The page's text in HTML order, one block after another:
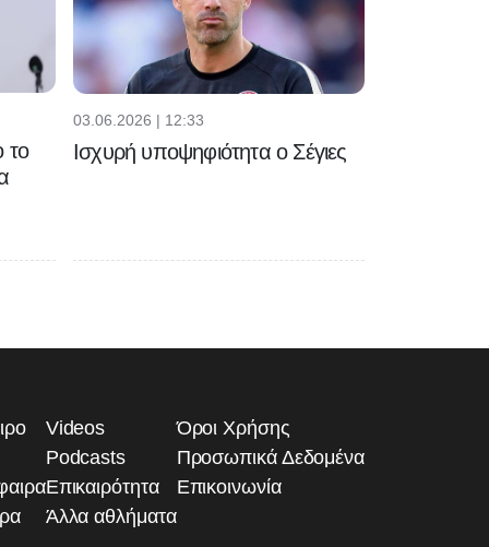
το
03.06.2026 | 12:33
Ισχυρή υποψηφιότητα ο Σέγιες
Videos
Podcasts
Επικαιρότητα
Άλλα αθλήματα
Όροι Χρήσης
Προσωπικά Δεδομένα
Επικοινωνία